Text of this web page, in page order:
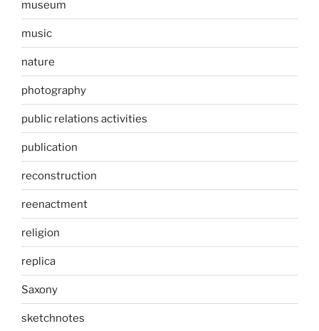
museum
music
nature
photography
public relations activities
publication
reconstruction
reenactment
religion
replica
Saxony
sketchnotes